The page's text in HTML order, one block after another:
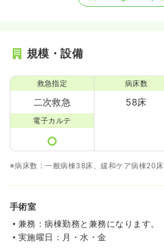
規模・設備
救急指定
二次救急
病床数
58床
電子カルテ
※病床数：一般病棟38床、緩和ケア病棟20床
手術室
兼務：病棟勤務と兼務になります。
実施曜日：月・水・金